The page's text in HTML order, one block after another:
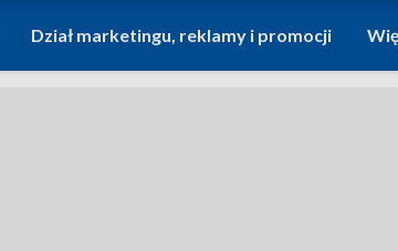
Dział marketingu, reklamy i promocji